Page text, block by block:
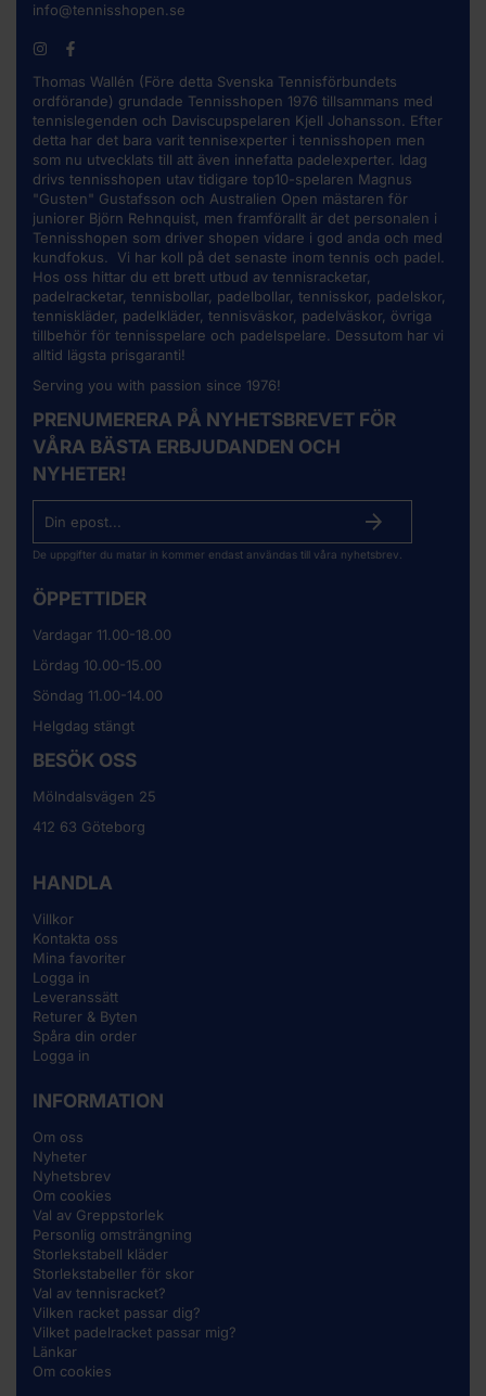
info@tennisshopen.se
Thomas Wallén (Före detta Svenska Tennisförbundets
ordförande) grundade Tennisshopen 1976 tillsammans med
tennislegenden och Daviscupspelaren Kjell Johansson. Efter
detta har det bara varit tennisexperter i tennisshopen men
som nu utvecklats till att även innefatta padelexperter. Idag
drivs tennisshopen utav tidigare top10-spelaren Magnus
"Gusten" Gustafsson och Australien Open mästaren för
juniorer Björn Rehnquist, men framförallt är det personalen i
Tennisshopen som driver shopen vidare i god anda och med
kundfokus. Vi har koll på det senaste inom tennis och padel.
Hos oss hittar du ett brett utbud av tennisracketar,
padelracketar, tennisbollar, padelbollar, tennisskor, padelskor,
tenniskläder, padelkläder, tennisväskor, padelväskor, övriga
tillbehör för tennisspelare och padelspelare. Dessutom har vi
alltid lägsta prisgaranti!
Serving you with passion since 1976!
PRENUMERERA PÅ NYHETSBREVET FÖR
VÅRA BÄSTA ERBJUDANDEN OCH
NYHETER!
De uppgifter du matar in kommer endast användas till våra nyhetsbrev.
ÖPPETTIDER
Vardagar 11.00-18.00
Lördag 10.00-15.00
Söndag 11.00-14.00
Helgdag stängt
BESÖK OSS
Mölndalsvägen 25
412 63 Göteborg
HANDLA
Villkor
Kontakta oss
Mina favoriter
Logga in
Leveranssätt
Returer & Byten
Spåra din order
Logga in
INFORMATION
Om oss
Nyheter
Nyhetsbrev
Om cookies
Val av Greppstorlek
Personlig omsträngning
Storlekstabell kläder
Storlekstabeller för skor
Val av tennisracket?
Vilken racket passar dig?
Vilket padelracket passar mig?
Länkar
Om cookies